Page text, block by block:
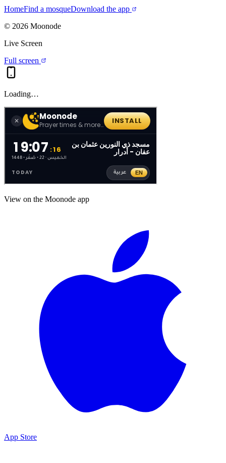
HomeFind a mosqueDownload the app
© 2026 Moonode
Live Screen
Full screen
Loading…
View on the Moonode app
App Store